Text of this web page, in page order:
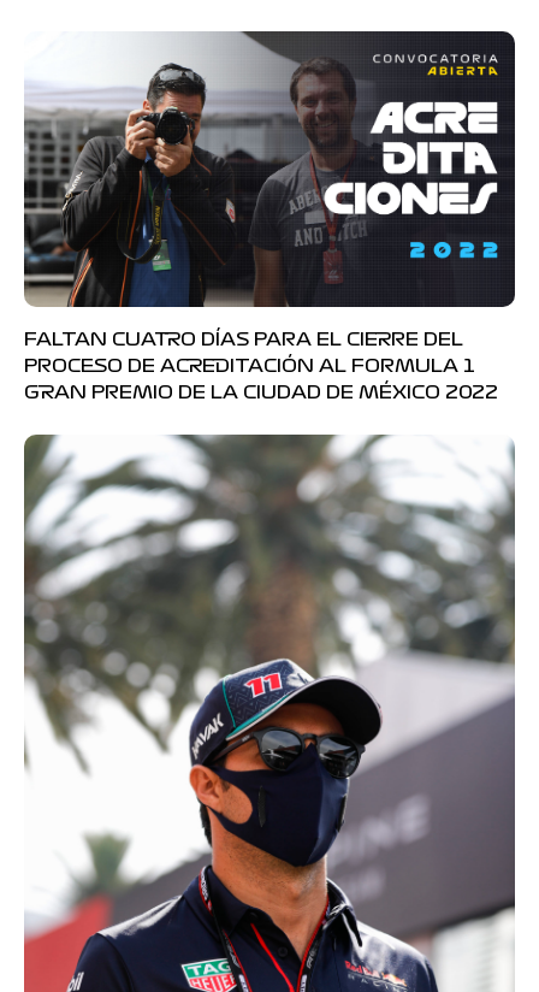
FALTAN CUATRO DÍAS PARA EL CIERRE DEL
PROCESO DE ACREDITACIÓN AL FORMULA 1
GRAN PREMIO DE LA CIUDAD DE MÉXICO 2022